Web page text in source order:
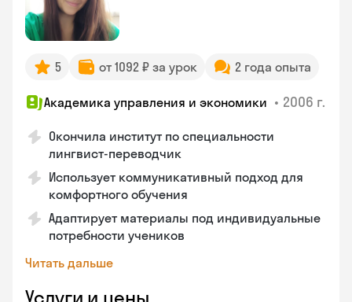
5 от 1092 ₽ за урок 2 года опыта
Академика управления и экономики • 2006 г.
Окончила институт по специальности
лингвист-переводчик
Использует коммуникативный подход для
комфортного обучения
Адаптирует материалы под индивидуальные
потребности учеников
Читать дальше
Услуги и цены